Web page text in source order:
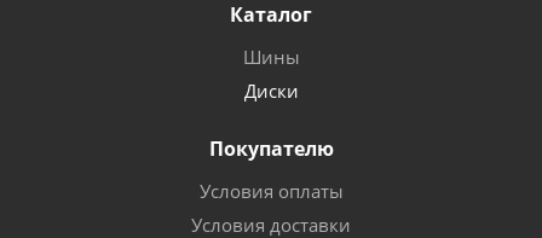
Каталог
Шины
Диски
Покупателю
Условия оплаты
Условия доставки